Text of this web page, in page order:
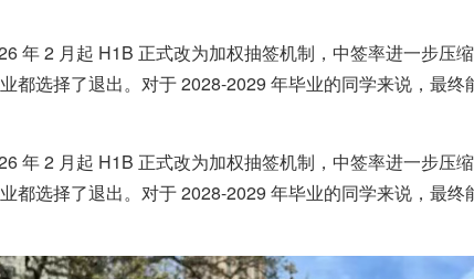
年 2 月起 H1B 正式改为加权抽签机制，中签率进一步压
都选择了退出。对于 2028-2029 年毕业的同学来说，最
年 2 月起 H1B 正式改为加权抽签机制，中签率进一步压
都选择了退出。对于 2028-2029 年毕业的同学来说，最